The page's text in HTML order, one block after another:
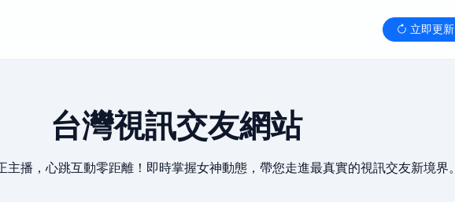
立即更新
台灣視訊交友網站
播，心跳互動零距離！即時掌握女神動態，帶您走進最真實的視訊交友新境界。